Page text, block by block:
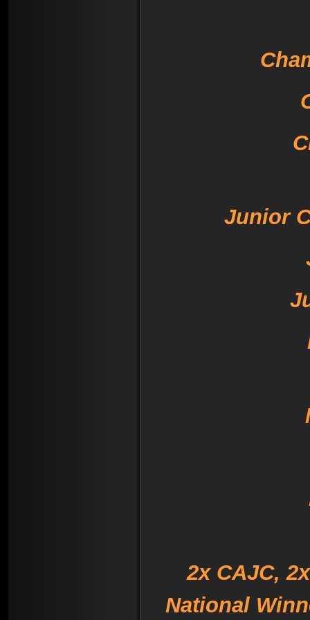
Junior
2x CAJC,
National